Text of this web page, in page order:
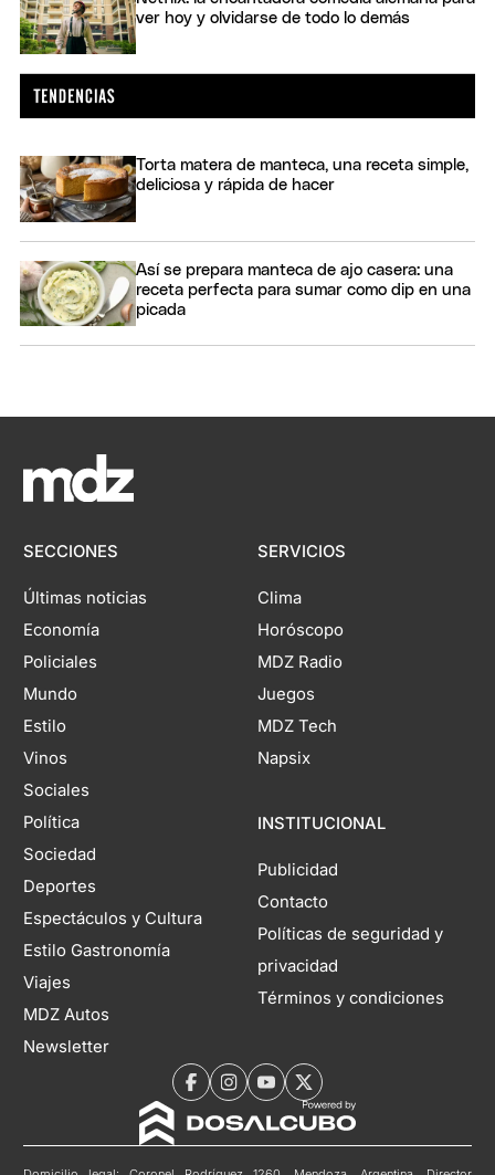
ver hoy y olvidarse de todo lo demás
Torta matera de manteca, una receta simple,
deliciosa y rápida de hacer
Así se prepara manteca de ajo casera: una
receta perfecta para sumar como dip en una
picada
SECCIONES
Últimas noticias
Economía
Policiales
Mundo
Estilo
Vinos
Sociales
Política
Sociedad
Deportes
Espectáculos y Cultura
Estilo Gastronomía
Viajes
MDZ Autos
Newsletter
SERVICIOS
Clima
Horóscopo
MDZ Radio
Juegos
MDZ Tech
Napsix
INSTITUCIONAL
Publicidad
Contacto
Políticas de seguridad y
privacidad
Términos y condiciones